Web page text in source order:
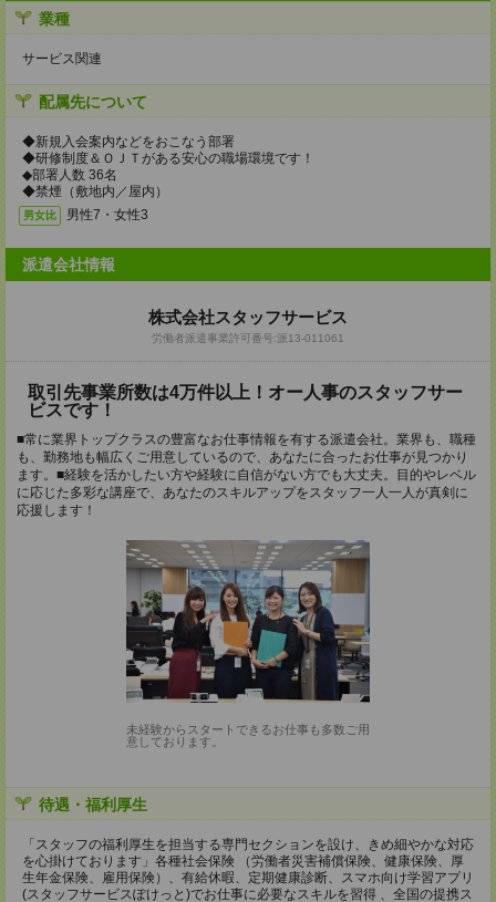
業種
サービス関連
配属先について
◆新規入会案内などをおこなう部署
◆研修制度＆ＯＪＴがある安心の職場環境です！
◆部署人数 36名
◆禁煙（敷地内／屋内）
男女比 男性7・女性3
派遣会社情報
株式会社スタッフサービス
労働者派遣事業許可番号:派13-011061
取引先事業所数は4万件以上！オー人事のスタッフサー
ビスです！
■常に業界トップクラスの豊富なお仕事情報を有する派遣会社。業界も、職種
も、勤務地も幅広くご用意しているので、あなたに合ったお仕事が見つかり
ます。■経験を活かしたい方や経験に自信がない方でも大丈夫。目的やレベル
に応じた多彩な講座で、あなたのスキルアップをスタッフ一人一人が真剣に
応援します！
未経験からスタートできるお仕事も多数ご用
意しております。
待遇・福利厚生
「スタッフの福利厚生を担当する専門セクションを設け、きめ細やかな対応
を心掛けております」各種社会保険 （労働者災害補償保険、健康保険、厚
生年金保険、雇用保険）、有給休暇、定期健康診断、スマホ向け学習アプリ
(スタッフサービスぽけっと)でお仕事に必要なスキルを習得 、全国の提携ス